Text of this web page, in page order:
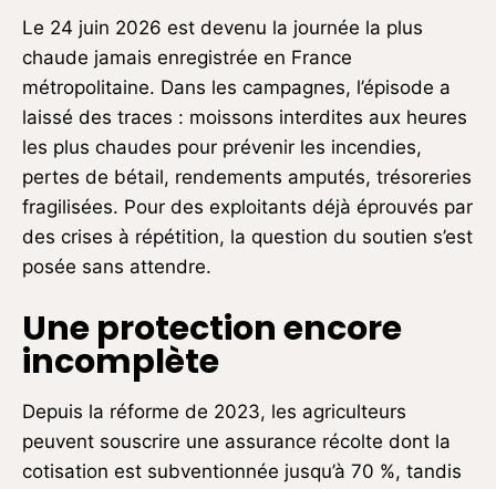
Le 24 juin 2026 est devenu la journée la plus
chaude jamais enregistrée en France
métropolitaine. Dans les campagnes, l’épisode a
laissé des traces : moissons interdites aux heures
les plus chaudes pour prévenir les incendies,
pertes de bétail, rendements amputés, trésoreries
fragilisées. Pour des exploitants déjà éprouvés par
des crises à répétition, la question du soutien s’est
posée sans attendre.
Une protection encore
incomplète
Depuis la réforme de 2023, les agriculteurs
peuvent souscrire une assurance récolte dont la
cotisation est subventionnée jusqu’à 70 %, tandis